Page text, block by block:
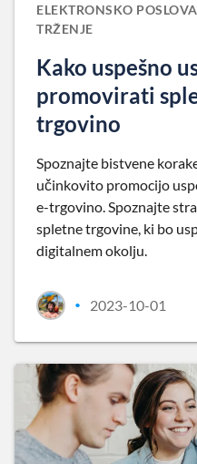
ELEKTRONSKO
TRŽENJE
Kako uspešno
promovirati
trgovino
Spoznajte bistvene
učinkovito promocijo
e-trgovino. Spoznajte
spletne trgovine, ki bo
digitalnem okolju.
• 2023-10-01